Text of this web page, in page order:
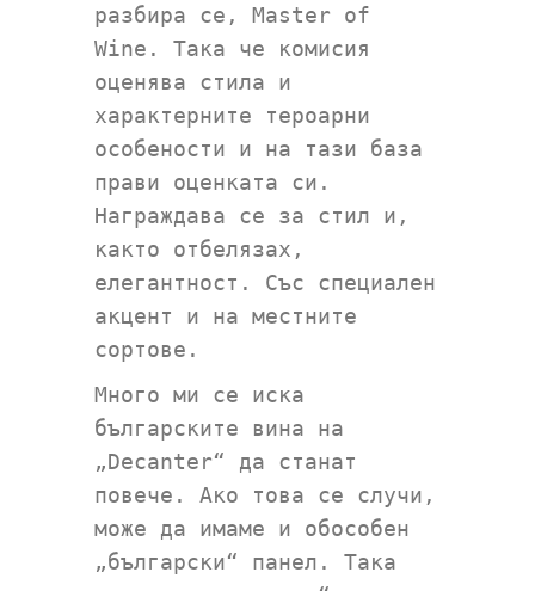
разбира се, Master of
Wine. Така че комисия
оценява стила и
характерните тероарни
особености и на тази база
прави оценката си.
Награждава се за стил и,
както отбелязах,
елегантност. Със специален
акцент и на местните
сортове.
Много ми се иска
българските вина на
„Decanter“ да станат
повече. Ако това се случи,
може да имаме и обособен
„български“ панел. Така